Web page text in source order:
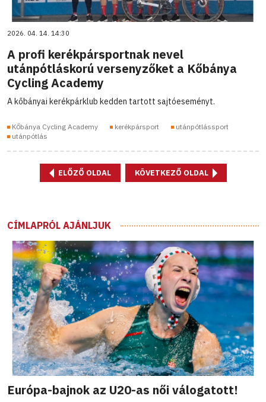
2026. 04. 14. 14:30
A profi kerékpársportnak nevel
utánpótláskorú versenyzőket a Kőbánya
Cycling Academy
A kőbányai kerékpárklub kedden tartott sajtóeseményt.
Kőbánya Cycling Academy kerékpársport
utánpótlássport
utánpótlás
ELŐZŐ OLDAL KÖVETKEZŐ OLDAL
CÍMLAPRÓL AJÁNLJUK
Európa-bajnok az U20-as női válogatott!